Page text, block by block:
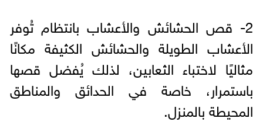
2- قص الحشائش والأعشاب بانتظام تُوفر
الأعشاب الطويلة والحشائش الكثيفة مكانًا
مثاليًا لاختباء الثعابين، لذلك يُفضل قصها
باستمرار، خاصة في الحدائق والمناطق
المحيطة بالمنزل.